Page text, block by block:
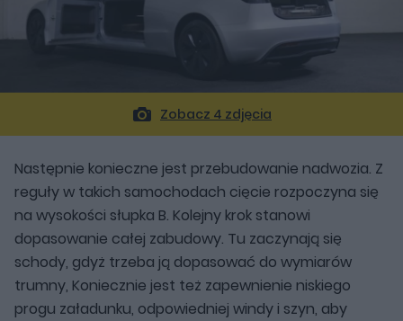
Zobacz 4 zdjęcia
Następnie konieczne jest przebudowanie nadwozia. Z
reguły w takich samochodach cięcie rozpoczyna się
na wysokości słupka B. Kolejny krok stanowi
dopasowanie całej zabudowy. Tu zaczynają się
schody, gdyż trzeba ją dopasować do wymiarów
trumny, Koniecznie jest też zapewnienie niskiego
progu załadunku, odpowiedniej windy i szyn, aby